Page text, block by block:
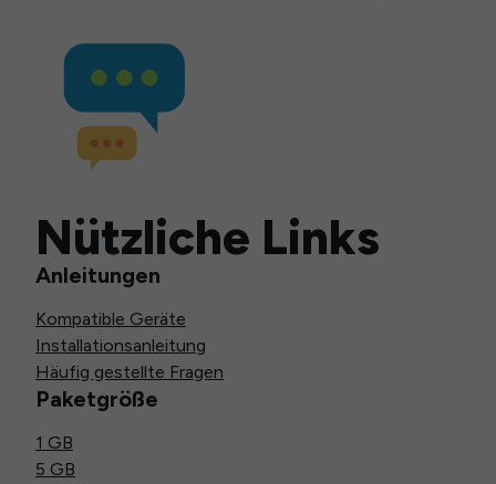
Nützliche Links
Anleitungen
Kompatible Geräte
Installationsanleitung
Häufig gestellte Fragen
Paketgröße
1 GB
5 GB